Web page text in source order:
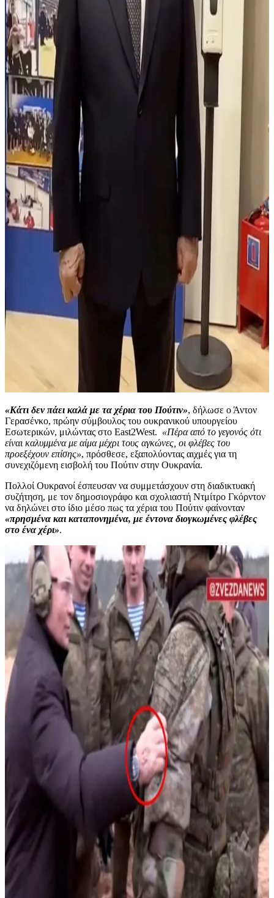
«Κάτι δεν πάει καλά με τα χέρια του Πούτιν», δήλωσε ο Άντον
Γερασένκο, πρώην σύμβουλος του ουκρανικού υπουργείου
Εσωτερικών, μιλώντας στο East2West. «Πέρα από το γεγονός ότι
είναι καλυμμένα με αίμα μέχρι τους αγκώνες, οι φλέβες του
προεξέχουν επίσης», πρόσθεσε, εξαπολύοντας αιχμές για τη
συνεχιζόμενη εισβολή του Πούτιν στην Ουκρανία.
Πολλοί Ουκρανοί έσπευσαν να συμμετάσχουν στη διαδικτυακή
συζήτηση, με τον δημοσιογράφο και σχολιαστή Ντμίτρο Γκόρντον
να δηλώνει στο ίδιο μέσο πως τα χέρια του Πούτιν φαίνονταν
«πρησμένα και καταπονημένα, με έντονα διογκωμένες φλέβες
στο ένα χέρι».